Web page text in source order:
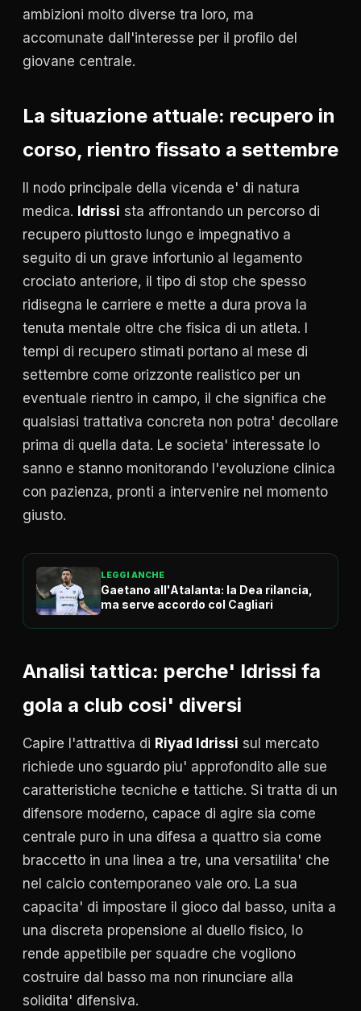
ambizioni molto diverse tra loro, ma
accomunate dall'interesse per il profilo del
giovane centrale.
La situazione attuale: recupero in
corso, rientro fissato a settembre
Il nodo principale della vicenda e' di natura
medica. Idrissi sta affrontando un percorso di
recupero piuttosto lungo e impegnativo a
seguito di un grave infortunio al legamento
crociato anteriore, il tipo di stop che spesso
ridisegna le carriere e mette a dura prova la
tenuta mentale oltre che fisica di un atleta. I
tempi di recupero stimati portano al mese di
settembre come orizzonte realistico per un
eventuale rientro in campo, il che significa che
qualsiasi trattativa concreta non potra' decollare
prima di quella data. Le societa' interessate lo
sanno e stanno monitorando l'evoluzione clinica
con pazienza, pronti a intervenire nel momento
giusto.
LEGGI ANCHE
Gaetano all'Atalanta: la Dea rilancia,
ma serve accordo col Cagliari
Analisi tattica: perche' Idrissi fa
gola a club cosi' diversi
Capire l'attrattiva di Riyad Idrissi sul mercato
richiede uno sguardo piu' approfondito alle sue
caratteristiche tecniche e tattiche. Si tratta di un
difensore moderno, capace di agire sia come
centrale puro in una difesa a quattro sia come
braccetto in una linea a tre, una versatilita' che
nel calcio contemporaneo vale oro. La sua
capacita' di impostare il gioco dal basso, unita a
una discreta propensione al duello fisico, lo
rende appetibile per squadre che vogliono
costruire dal basso ma non rinunciare alla
solidita' difensiva.